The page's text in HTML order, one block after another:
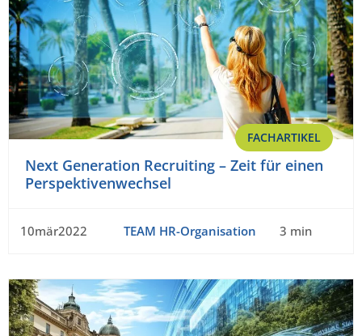
FACHARTIKEL
Next Generation Recruiting – Zeit für einen
Perspektivenwechsel
10mär2022 TEAM HR-Organisation 3 min